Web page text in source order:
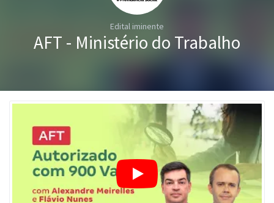
Graduação
Questões grátis
Conteúdo gratuito
Edital iminente
AFT - Ministério do Trabalho